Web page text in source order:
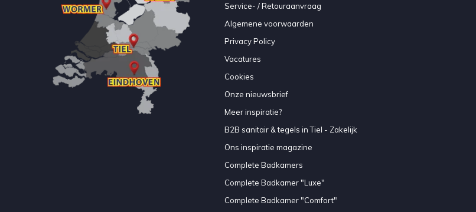
Service- / Retouraanvraag
Algemene voorwaarden
Privacy Policy
Vacatures
Cookies
Onze nieuwsbrief
Meer inspiratie?
B2B sanitair & tegels in Tiel - Zakelijk
Ons inspiratie magazine
Complete Badkamers
Complete Badkamer "Luxe"
Complete Badkamer "Comfort"